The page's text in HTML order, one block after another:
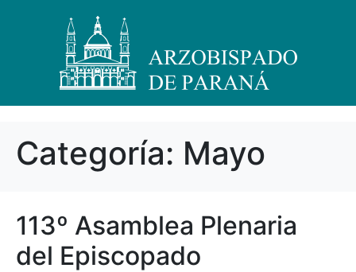
Categoría: Mayo
113º Asamblea Plenaria
del Episcopado